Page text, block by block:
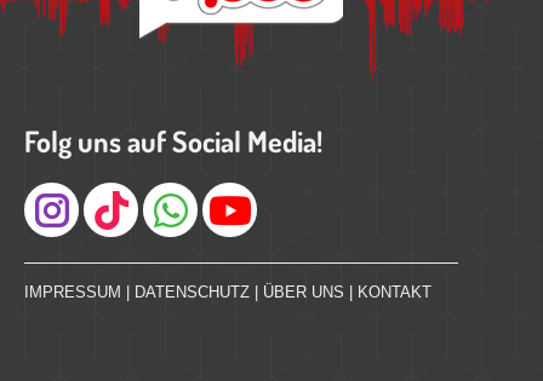
Folg uns auf Social Media!
Instagram
IMPRESSUM DATENSCHUTZ ÜBER UNS KONTAKT